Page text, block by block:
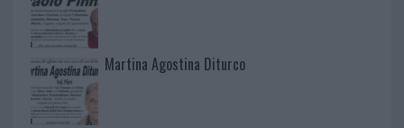
Martina Agostina Diturco